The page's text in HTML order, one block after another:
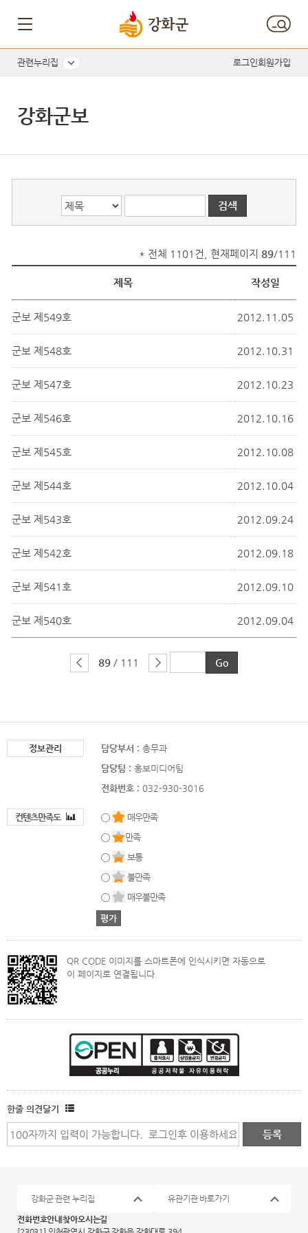
관련누리집 로그인회원가입
강화군보
* 전체 1101건, 현재페이지 89/111
제목 작성일
군보 제549호 2012.11.05
군보 제548호 2012.10.31
군보 제547호 2012.10.23
군보 제546호 2012.10.16
군보 제545호 2012.10.08
군보 제544호 2012.10.04
군보 제543호 2012.09.24
군보 제542호 2012.09.18
군보 제541호 2012.09.10
군보 제540호 2012.09.04
89 / 111
정보관리 담당부서 : 총무과
담당팀 : 홍보미디어팀
전화번호 : 032-930-3016
컨텐츠만족도
매우만족
만족
보통
불만족
매우불만족
QR CODE 이미지를 스마트폰에 인식시키면 자동으로
이 페이지로 연결됩니다.
한줄 의견달기
전화번호안내 찾아오시는길
강화군 관련 누리집 유관기관 바로가기